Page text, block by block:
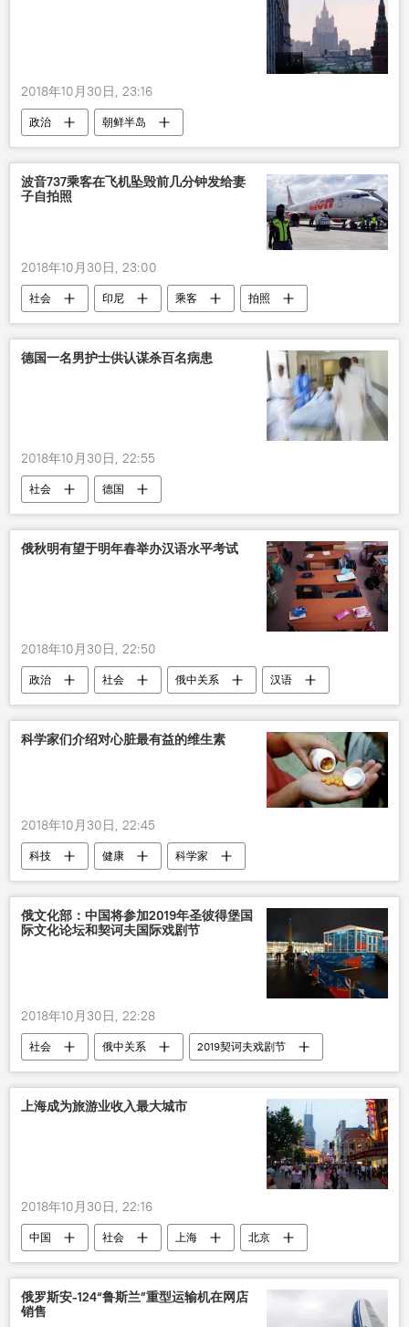
2018年10月30日, 23:16
政治 朝鲜半岛
波音737乘客在飞机坠毁前几分钟发给妻
子自拍照
2018年10月30日, 23:00
社会 印尼 乘客
拍照
波音737
德国一名男护士供认谋杀百名病患
2018年10月30日, 22:55
社会 德国
俄秋明有望于明年春举办汉语水平考试
2018年10月30日, 22:50
政治 社会 俄中关系 汉语
科学家们介绍对心脏最有益的维生素
2018年10月30日, 22:45
科技 健康 科学家
俄文化部：中国将参加2019年圣彼得堡国
际文化论坛和契诃夫国际戏剧节
2018年10月30日, 22:28
社会 俄中关系
2019契诃夫戏剧节
文化
上海成为旅游业收入最大城市
2018年10月30日, 22:16
中国 社会 上海
北京
旅游业
城市 名单
贡献
经济
俄罗斯安-124“鲁斯兰”重型运输机在网店
销售